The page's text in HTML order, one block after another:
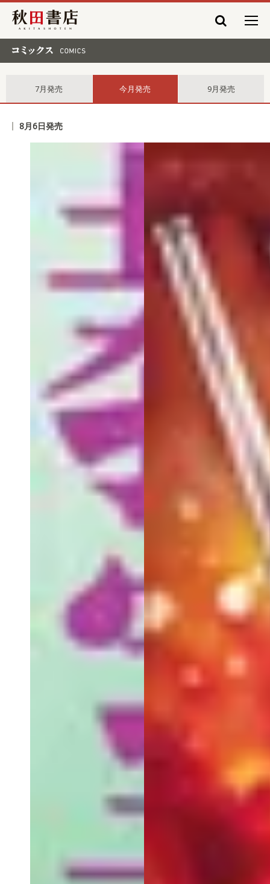
秋田書店
7月発売 今月発売 9月発売
8月6日発売